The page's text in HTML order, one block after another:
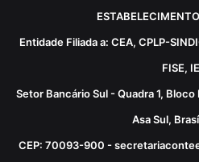
Entidade Filiada a: CEA, CPLP-
FISE, IE
Setor Bancário Sul - Quadra 1, Bloco
Asa Sul,
CEP: 70093-900 -